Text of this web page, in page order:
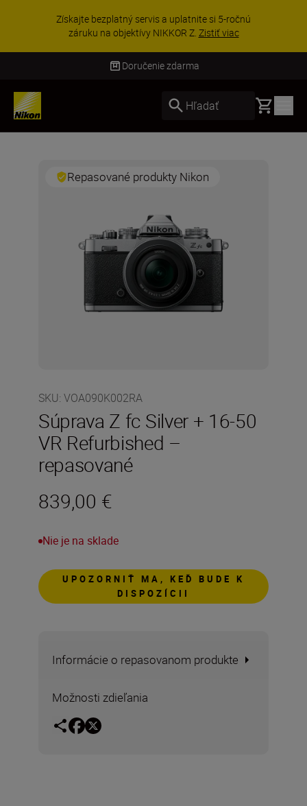
Získajte bezplatný servis a uplatnite si 5-ročnú
záruku na objektívy NIKKOR Z. Zistiť viac
Doručenie zdarma
Hľadať Basket
Repasované produkty Nikon
SKU: VOA090K002RA
Súprava Z fc Silver + 16-50
VR Refurbished –
repasované
839,00 €
Nie je na sklade
UPOZORNIŤ MA, KEĎ BUDE K
DISPOZÍCII
Informácie o repasovanom produkte
Možnosti zdieľania